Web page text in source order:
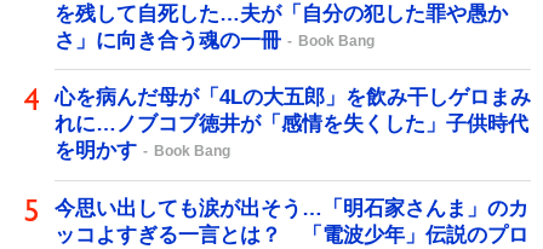
を残して自死した…夫が「自分の犯した罪や愚か
さ」に向き合う魂の一冊
Book Bang
心を病んだ母が「4Lの大五郎」を飲み干しゲロまみ
れに…ノブコブ徳井が「感情を失くした」子供時代
を明かす
Book Bang
今思い出しても涙が出そう…「明石家さんま」のカ
ッコよすぎる一言とは？ 「電波少年」伝説のプロ